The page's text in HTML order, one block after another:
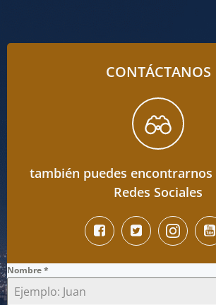
CONTÁCTANOS
también puedes encontrarnos
Redes Sociales
Nombre*